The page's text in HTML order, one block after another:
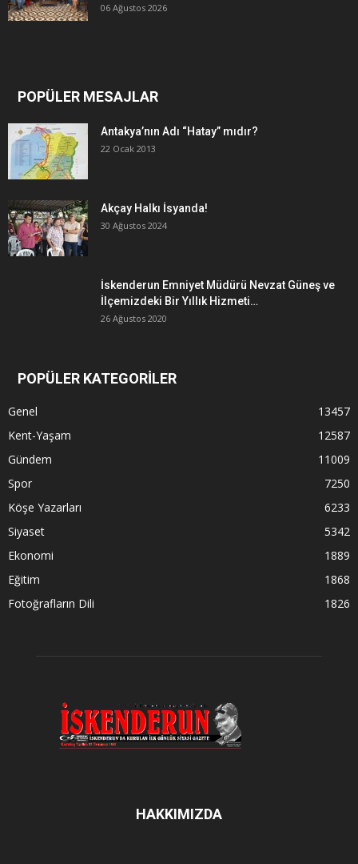
06 Ağustos 2026
POPÜLER MESAJLAR
Antakya’nın Adı “Hatay” mıdır?
22 Ocak 2013
Akçay Halkı İsyanda!
30 Ağustos 2024
İskenderun Emniyet Müdürü Nevzat Güneş ve
İlçemizdeki Bir Yıllık Hizmeti…
26 Ağustos 2020
POPÜLER KATEGORİLER
Genel
13457
Kent-Yaşam
12587
Gündem
11009
Spor
7250
Köşe Yazarları
6233
Siyaset
5342
Ekonomi
1889
Eğitim
1868
Fotoğrafların Dili
1826
HAKKIMIZDA